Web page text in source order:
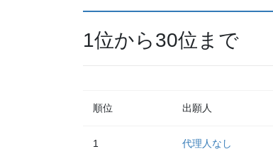
1位から30位まで
順位 出願人
1 代理人なし